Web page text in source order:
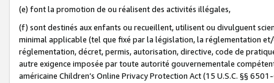
(e) font la promotion de ou réalisent des activités illégales,
(f) sont destinés aux enfants ou recueillent, utilisent ou divulguent
minimal applicable (tel que fixé par la législation, la réglementation
réglementation, décret, permis, autorisation, directive, code de
autre exigence imposée par toute autorité gouvernementale
américaine Children’s Online Privacy Protection Act (15 U.S.C. §§